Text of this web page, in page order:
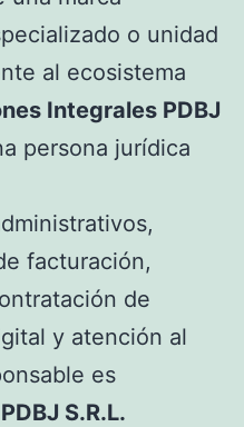
o unidad
al ecosistema
Integrales PDBJ
persona jurídica
facturación,
de
y atención al
es
S.R.L.